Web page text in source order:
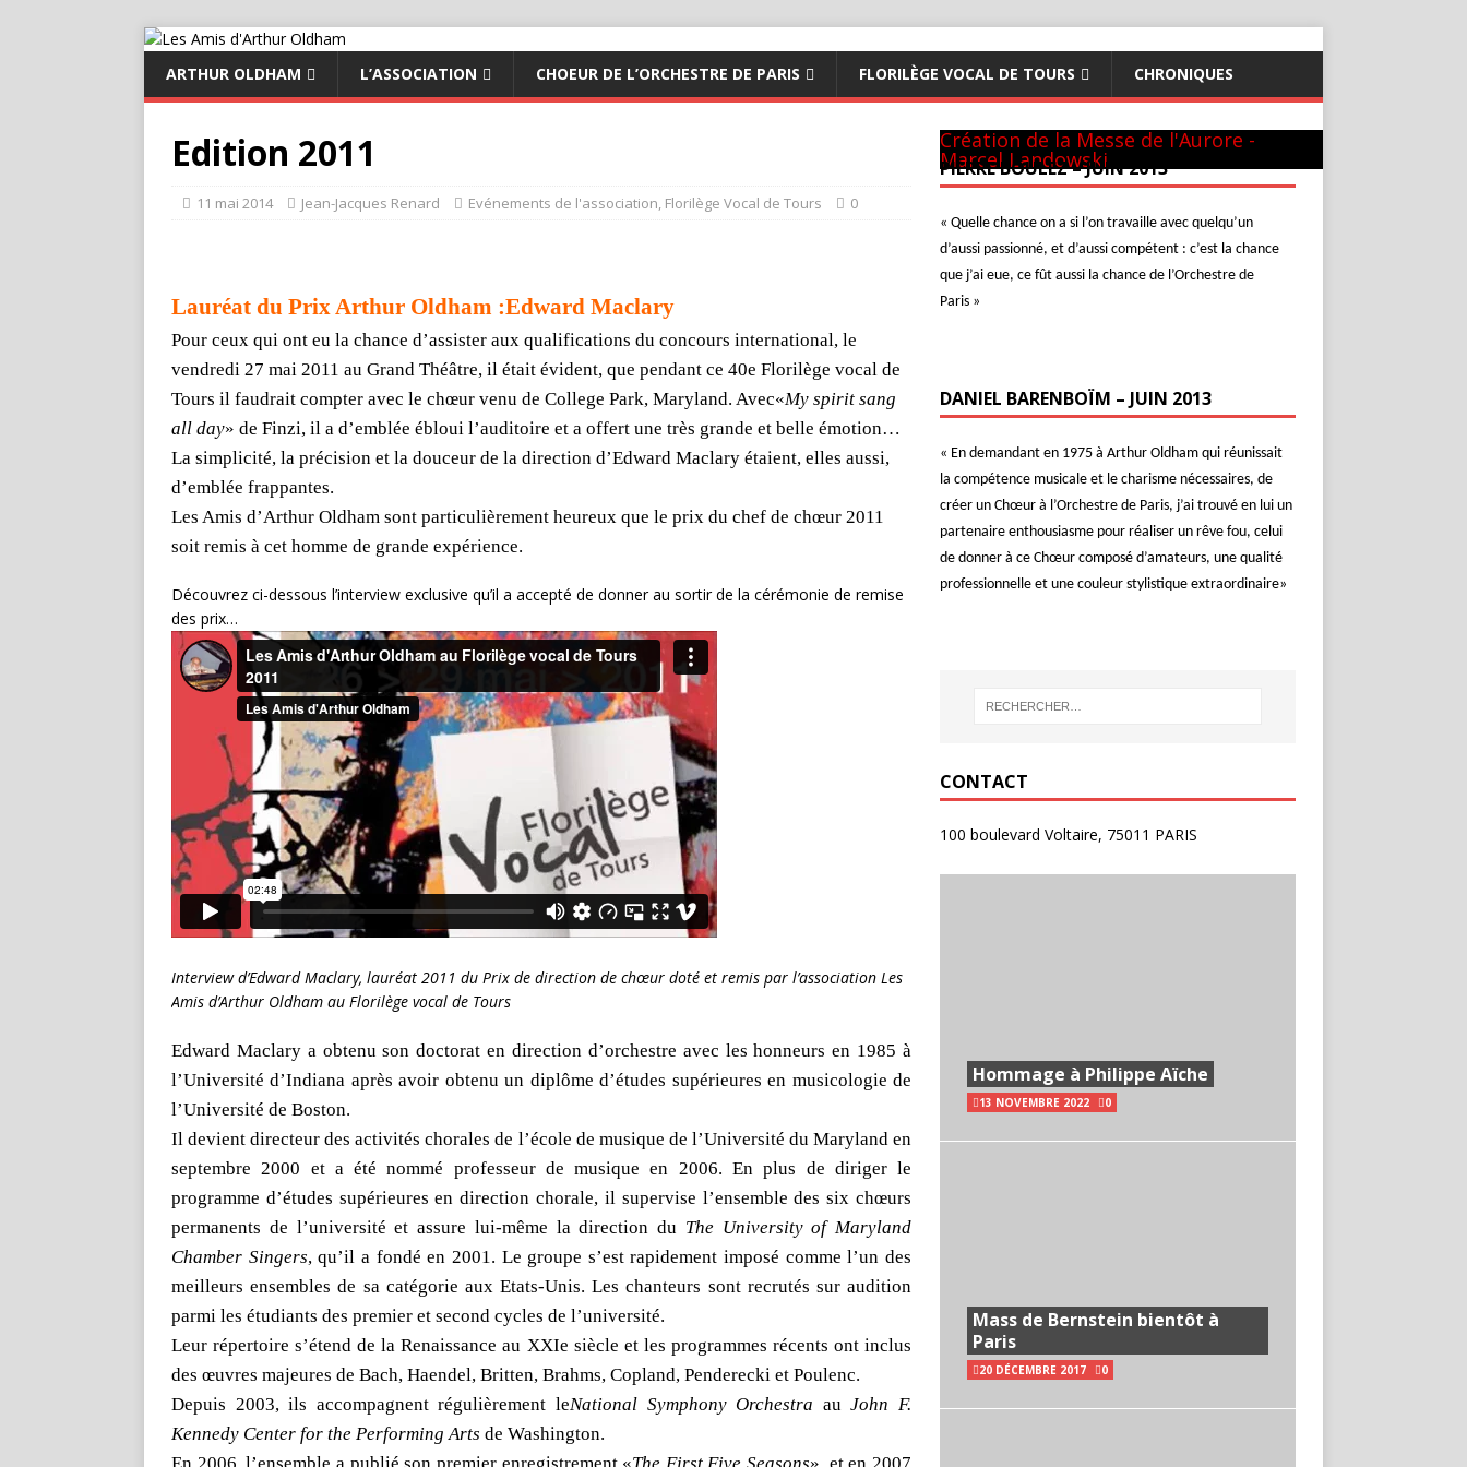
ARTHUR OLDHAM L’ASSOCIATION CHOEUR DE L’ORCHESTRE DE PARIS FLORILÈGE VOCAL DE TOURS CHRONIQUES
Edition 2011
11 mai 2014 Jean-Jacques Renard Evénements de l'association, Florilège Vocal de Tours 0
Lauréat du Prix Arthur Oldham :Edward Maclary
Pour ceux qui ont eu la chance d’assister aux qualifications du concours international, le
vendredi 27 mai 2011 au Grand Théâtre, il était évident, que pendant ce 40e Florilège vocal de
Tours il faudrait compter avec le chœur venu de College Park, Maryland. Avec«My spirit sang
all day» de Finzi, il a d’emblée ébloui l’auditoire et a offert une très grande et belle émotion…
La simplicité, la précision et la douceur de la direction d’Edward Maclary étaient, elles aussi,
d’emblée frappantes.
Les Amis d’Arthur Oldham sont particulièrement heureux que le prix du chef de chœur 2011
soit remis à cet homme de grande expérience.
Découvrez ci-dessous l’interview exclusive qu’il a accepté de donner au sortir de la cérémonie de remise
des prix…
Interview d’Edward Maclary, lauréat 2011 du Prix de direction de chœur doté et remis par l’association Les
Amis d’Arthur Oldham au Florilège vocal de Tours
Edward Maclary a obtenu son doctorat en direction d’orchestre avec les honneurs en 1985 à
l’Université d’Indiana après avoir obtenu un diplôme d’études supérieures en musicologie de
l’Université de Boston.
Il devient directeur des activités chorales de l’école de musique de l’Université du Maryland en
septembre 2000 et a été nommé professeur de musique en 2006. En plus de diriger le
programme d’études supérieures en direction chorale, il supervise l’ensemble des six chœurs
permanents de l’université et assure lui-même la direction du The University of Maryland
Chamber Singers, qu’il a fondé en 2001. Le groupe s’est rapidement imposé comme l’un des
meilleurs ensembles de sa catégorie aux Etats-Unis. Les chanteurs sont recrutés sur audition
parmi les étudiants des premier et second cycles de l’université.
Leur répertoire s’étend de la Renaissance au XXIe siècle et les programmes récents ont inclus
des œuvres majeures de Bach, Haendel, Britten, Brahms, Copland, Penderecki et Poulenc.
Depuis 2003, ils accompagnent régulièrement leNational Symphony Orchestra auJohn F.
Kennedy Center for the Performing Arts de Washington.
Panthéon - 22 mai 1981
CM GUILINI
Arthur & Daniel
à New-York
avec L. Naouri à Orange
A Tel-Aviv
Avec Michel Plasson
Dernier requiem à Turin
Concert inaugural - Te Deum de Berlioz
Avec Seiji Ozawa
Création de la Messe de l'Aurore -
Marcel Landowski
PIERRE BOULEZ – JUIN 2013
« Quelle chance on a si l’on travaille avec quelqu’un
d’aussi passionné, et d’aussi compétent : c’est la chance
que j’ai eue, ce fût aussi la chance de l’Orchestre de
Paris »
DANIEL BARENBOÏM – JUIN 2013
« En demandant en 1975 à Arthur Oldham qui réunissait
la compétence musicale et le charisme nécessaires, de
créer un Chœur à l’Orchestre de Paris, j’ai trouvé en lui un
partenaire enthousiasme pour réaliser un rêve fou, celui
de donner à ce Chœur composé d’amateurs, une qualité
professionnelle et une couleur stylistique extraordinaire»
CONTACT
100 boulevard Voltaire, 75011 PARIS
Hommage à Philippe Aïche
13 NOVEMBRE 2022 0
Mass de Bernstein bientôt à
Paris
20 DÉCEMBRE 2017 0